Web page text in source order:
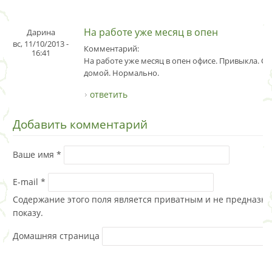
Дарина
вс, 11/10/2013 -
16:41
На работе уже месяц в опен
Комментарий:
На работе уже месяц в опен офисе. Привыкла.
домой. Нормально.
ответить
Добавить комментарий
Ваше имя *
E-mail *
Содержание этого поля является приватным и не
показу.
Домашняя страница